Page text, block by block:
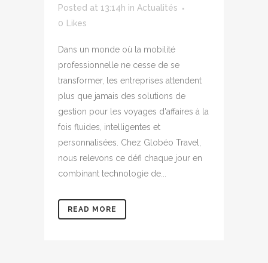
Posted at 13:14h in Actualités
0 Likes
Dans un monde où la mobilité
professionnelle ne cesse de se
transformer, les entreprises attendent
plus que jamais des solutions de
gestion pour les voyages d'affaires à la
fois fluides, intelligentes et
personnalisées. Chez Globéo Travel,
nous relevons ce défi chaque jour en
combinant technologie de...
READ MORE